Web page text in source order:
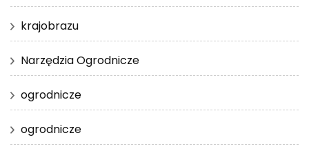
krajobrazu
Narzędzia Ogrodnicze
ogrodnicze
ogrodnicze